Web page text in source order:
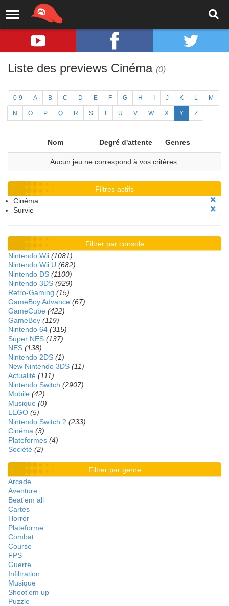
Liste des previews Cinéma (0)
0-9 A B C D E F G H J K L M
N O P Q R S T U V W X Y Z
Nom Degré d'attente Genres
Aucun jeu ne correspond à vos critères.
Filtres actifs
Cinéma
Survie
Filtrer par console
Nintendo Wii (1081)
Nintendo Wii U (682)
Nintendo DS (1100)
Nintendo 3DS (929)
Retro-Gaming (15)
GameBoy Advance (67)
GameCube (422)
GameBoy (119)
Nintendo 64 (315)
Super NES (137)
NES (138)
Nintendo 2DS (1)
New Nintendo 3DS (11)
Actualité (111)
Nintendo Switch (2907)
Mobile (42)
Musique (0)
LEGO (5)
Nintendo Switch 2 (233)
Cinéma (3)
Plateformes (4)
Société (2)
Filtrer par genre
Arcade
Aventure
Beat'em all
Cartes
Horror
Plateforme
Combat
Course
FPS
Guerre
Infiltration
Musique
Shoot'em up
Puzzle